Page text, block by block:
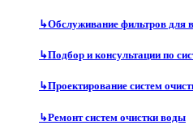
↳Обслуживание фильтров для
↳Подбор и консультации по
↳Проектирование систем
↳Ремонт систем очистки воды